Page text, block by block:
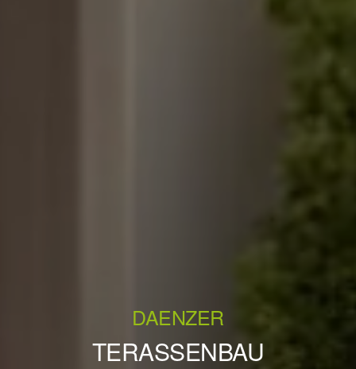
DAENZER
TERASSENBAU